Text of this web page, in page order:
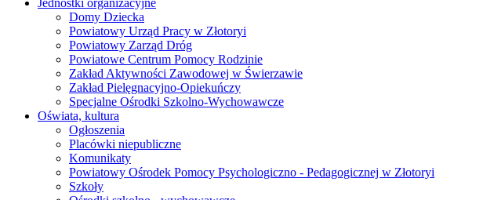
Jednostki organizacyjne
Domy Dziecka
Powiatowy Urząd Pracy w Złotoryi
Powiatowy Zarząd Dróg
Powiatowe Centrum Pomocy Rodzinie
Zakład Aktywności Zawodowej w Świerzawie
Zakład Pielęgnacyjno-Opiekuńczy
Specjalne Ośrodki Szkolno-Wychowawcze
Oświata, kultura
Ogłoszenia
Placówki niepubliczne
Komunikaty
Powiatowy Ośrodek Pomocy Psychologiczno - Pedagogicznej w Złotoryi
Szkoły